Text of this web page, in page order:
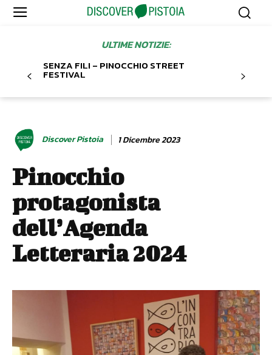
ULTIME NOTIZIE:
SENZA FILI – PINOCCHIO STREET
FESTIVAL
Discover Pistoia 1 Dicembre 2023
Pinocchio
protagonista
dell’Agenda
Letteraria 2024